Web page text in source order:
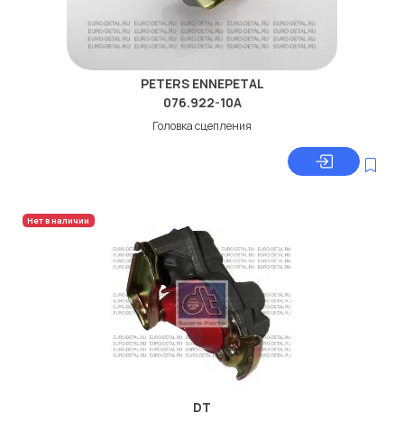
PETERS ENNEPETAL
076.922-10A
Головка сцепления
Нет в наличии
DT